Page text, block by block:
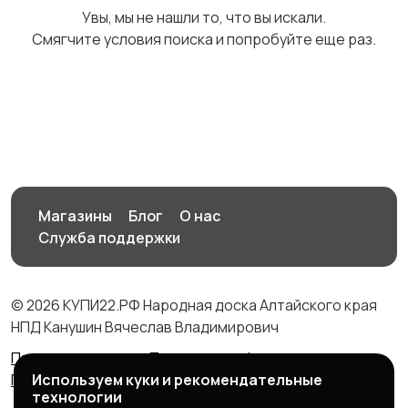
Образование и наука
Перевозки, склад,
закупки4
Продажи2
Увы, мы не нашли то, что вы искали.
Смягчите условия поиска и попробуйте еще раз.
Магазины Блог
О нас
Служба поддержки
© 2026 КУПИ22.РФ Народная доска Алтайского края
НПД Канушин Вячеслав Владимирович
Правила сервиса
Политика конфиденциальности
Политика использования cookie
Используем куки и рекомендательные
технологии